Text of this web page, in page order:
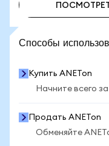
Способы
Купить ANETon
Начните всего
Продать ANETon
Обменяйте